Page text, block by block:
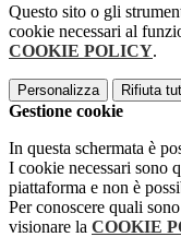
Questo sito o gli
cookie necessari al
COOKIE POLICY.
Personalizza Rifiuta
Gestione cookie
In questa schermata è
I cookie necessari sono
piattaforma e non è
Per conoscere quali
visionare la COOKIE